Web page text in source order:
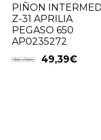
PIÑON
Z-31 APRILIA
PEGASO 650
AP0235272
98,78€ 49,39€